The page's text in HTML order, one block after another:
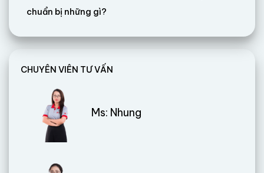
chuẩn bị những gì?
CHUYÊN VIÊN TƯ VẤN
Ms: Nhung